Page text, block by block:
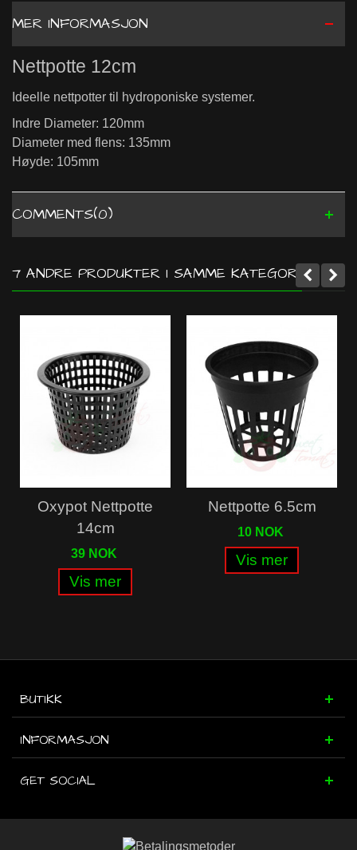
MER INFORMASJON
Nettpotte 12cm
Ideelle nettpotter til hydroponiske systemer.
Indre Diameter: 120mm
Diameter med flens: 135mm
Høyde: 105mm
COMMENTS(0)
7 ANDRE PRODUKTER I SAMME KATEGORI:
Oxypot Nettpotte
14cm
39 NOK
Vis mer
Nettpotte 6.5cm
10 NOK
Vis mer
BUTIKK
INFORMASJON
GET SOCIAL